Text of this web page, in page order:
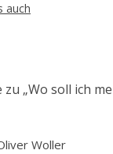
auch
zu „Wo soll ich
Woller